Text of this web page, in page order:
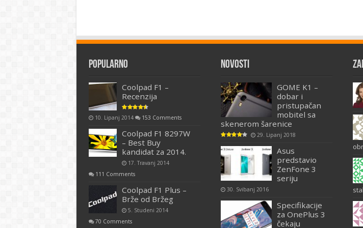
Popularno
Coolpad F1 –
Recenzija
10. Lipanj 2014 153 Comments
Coolpad F1 8297W
– Best Buy
kandidat za 2014.
17. Travanj 2014
111 Comments
Coolpad F1 Plus –
Brže od Bržeg
5. Studeni 2014
70 Comments
Novosti
GOME K1 –
dobar i
pristupačan
mobitel sa
skenerom šarenice
29. Lipanj 2018
Asus
predstavio
ZenFone 3
seriju
30. Svibanj 2016
Specifikacije
za OnePlus 3
čekaju